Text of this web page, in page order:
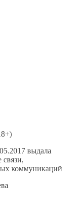
выдала
связи,
коммуникаций